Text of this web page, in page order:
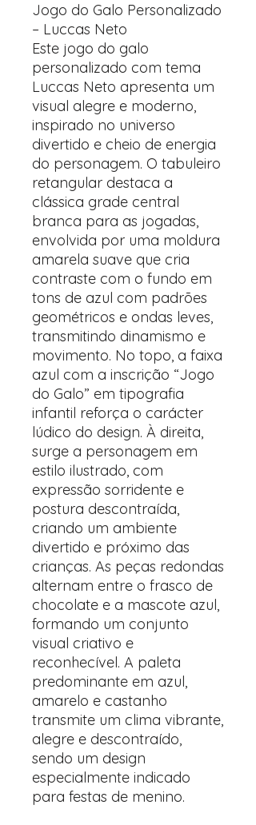
Jogo do Galo Personalizado
– Luccas Neto
Este jogo do galo
personalizado com tema
Luccas Neto apresenta um
visual alegre e moderno,
inspirado no universo
divertido e cheio de energia
do personagem. O tabuleiro
retangular destaca a
clássica grade central
branca para as jogadas,
envolvida por uma moldura
amarela suave que cria
contraste com o fundo em
tons de azul com padrões
geométricos e ondas leves,
transmitindo dinamismo e
movimento. No topo, a faixa
azul com a inscrição “Jogo
do Galo” em tipografia
infantil reforça o carácter
lúdico do design. À direita,
surge a personagem em
estilo ilustrado, com
expressão sorridente e
postura descontraída,
criando um ambiente
divertido e próximo das
crianças. As peças redondas
alternam entre o frasco de
chocolate e a mascote azul,
formando um conjunto
visual criativo e
reconhecível. A paleta
predominante em azul,
amarelo e castanho
transmite um clima vibrante,
alegre e descontraído,
sendo um design
especialmente indicado
para festas de menino.